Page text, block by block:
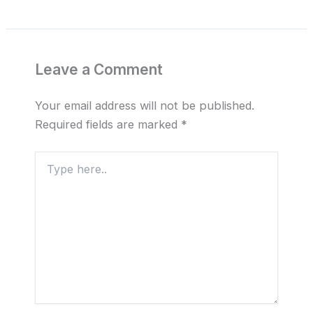
Leave a Comment
Your email address will not be published.
Required fields are marked *
here..